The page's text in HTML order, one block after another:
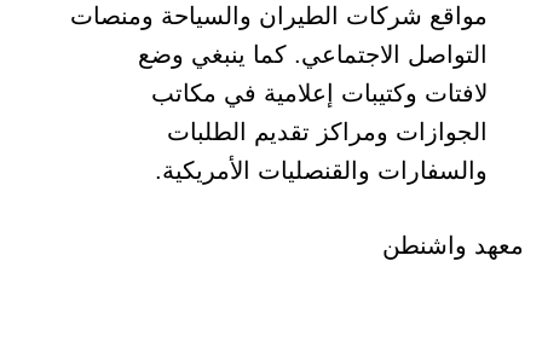
مواقع شركات الطيران والسياحة ومنصات
التواصل الاجتماعي. كما ينبغي وضع
لافتات وكتيبات إعلامية في مكاتب
الجوازات ومراكز تقديم الطلبات
والسفارات والقنصليات الأمريكية.
معهد واشنطن